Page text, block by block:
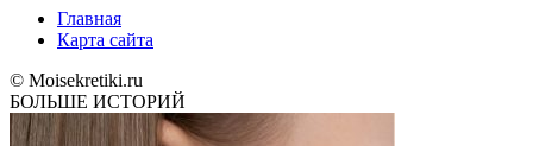
Главная
Карта сайта
© Moisekretiki.ru
БОЛЬШЕ ИСТОРИЙ